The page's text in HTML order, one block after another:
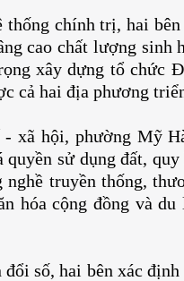
chính trị, hai
cao chất lượng sinh
xây dựng tổ chức
cả hai địa phương
xã hội, phường Mỹ
sử dụng đất,
truyền thống,
hóa cộng đồng và
số, hai bên xác